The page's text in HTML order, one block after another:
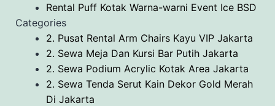
Rental Puff Kotak Warna-warni Event Ice BSD
Categories
2. Pusat Rental Arm Chairs Kayu VIP Jakarta
2. Sewa Meja Dan Kursi Bar Putih Jakarta
2. Sewa Podium Acrylic Kotak Area Jakarta
2. Sewa Tenda Serut Kain Dekor Gold Merah
Di Jakarta